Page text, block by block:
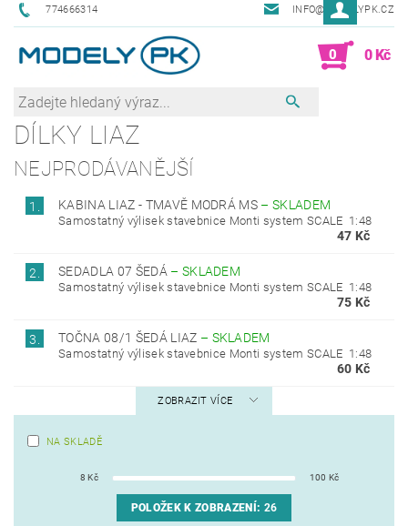
774666314 INFO@MODELYPK.CZ
0 0 Kč
DÍLKY LIAZ
NEJPRODÁVANĚJŠÍ
1. KABINA LIAZ - TMAVĚ MODRÁ MS –SKLADEM
Samostatný výlisek stavebnice Monti system SCALE 1:48
47 Kč
2. SEDADLA 07 ŠEDÁ – SKLADEM
Samostatný výlisek stavebnice Monti system SCALE 1:48
75 Kč
3. TOČNA 08/1 ŠEDÁ LIAZ – SKLADEM
Samostatný výlisek stavebnice Monti system SCALE 1:48
60 Kč
ZOBRAZIT VÍCE
NA SKLADĚ
8 Kč 100 Kč
POLOŽEK K ZOBRAZENÍ: 26